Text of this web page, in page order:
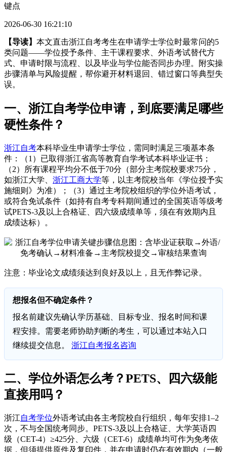
键点
2026-06-30 16:21:10
【导读】 本文直击浙江自考考生在申请学士学位时最常问的5
类问题——学位授予条件、主干课程要求、外语考试替代方
式、申请时限与流程、以及毕业与学位能否同步办理。附实操
步骤清单与风险提醒，帮你避开材料退回、错过窗口等典型失
误。
一、浙江自考学位申请，到底要满足哪些
硬性条件？
浙江自考本科毕业生申请学士学位，需同时满足三项基本条
件：（1）已取得浙江省高等教育自学考试本科毕业证书；
（2）所有课程平均分不低于70分（部分主考院校要求75分，
如浙江大学、 浙江工商大学等，以主考院校当年《学位授予实
施细则》为准）；（3）通过主考院校组织的学位外语考试，
或符合免试条件（如持有自考专科期间通过的全国英语等级考
试PETS-3及以上合格证、四六级成绩单等，须在有效期内且
成绩达标）。
注意：毕业论文成绩须达到良好及以上，且无作弊记录。
想报名但不确定条件？
报名前建议先确认学历基础、目标专业、报名时间和课
程安排。需要老师协助判断的考生，可以通过本站入口
继续提交信息。 浙江自考报名咨询
二、学位外语怎么考？PETS、四六级能
直接用吗？
浙江自考学位外语考试由各主考院校自行组织，每年安排1–2
次，不与全国统考同步。PETS-3及以上合格证、大学英语四
级（CET-4）≥425分、六级（CET-6）成绩单均可作为免考依
据，但须提供原件及复印件，并在申请时仍在有效期内（一般